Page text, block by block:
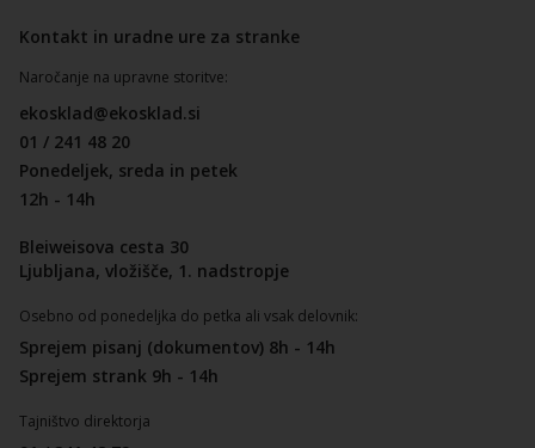
Kontakt in uradne ure za stranke
Naročanje na upravne storitve:
ekosklad@ekosklad.si
01 / 241 48 20
Ponedeljek, sreda in petek
12h - 14h
Bleiweisova cesta 30
Ljubljana, vložišče, 1. nadstropje
Osebno od ponedeljka do petka ali vsak delovnik:
Sprejem pisanj (dokumentov) 8h - 14h
Sprejem strank 9h - 14h
Tajništvo direktorja